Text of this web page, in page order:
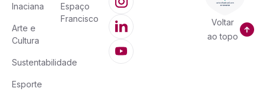
Inaciana
Arte e
Cultura
Sustentabilidade
Esporte
Espaço
Francisco
Voltar
ao topo